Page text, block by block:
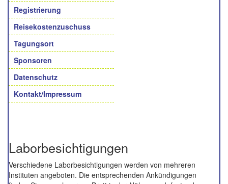
Registrierung
Reisekostenzuschuss
Tagungsort
Sponsoren
Datenschutz
Kontakt/Impressum
Laborbesichtigungen
Verschiedene Laborbesichtigungen werden von mehreren
Instituten angeboten. Die entsprechenden Ankündigungen